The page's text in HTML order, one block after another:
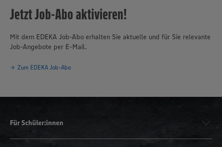
Jetzt Job-Abo aktivieren!
Mit dem EDEKA Job-Abo erhalten Sie aktuelle und für Sie relevante
Job-Angebote per E-Mail.
Zum EDEKA Job-Abo
Für Schüler:innen